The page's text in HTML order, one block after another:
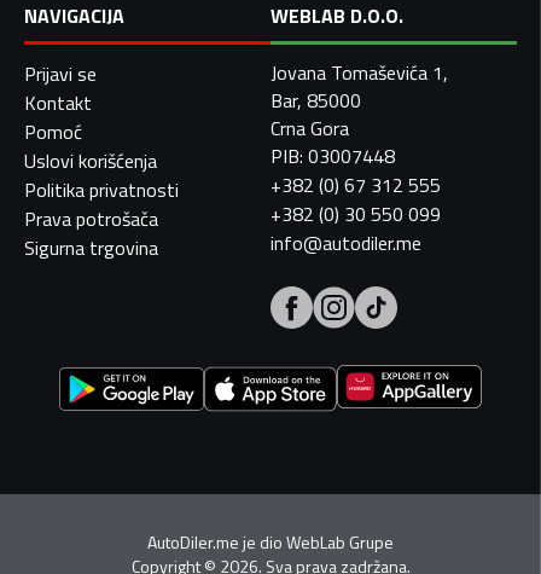
NAVIGACIJA
Prijavi se
Kontakt
Pomoć
Uslovi korišćenja
Politika privatnosti
Prava potrošača
Sigurna trgovina
WEBLAB D.O.O.
Jovana Tomaševića 1,
Bar, 85000
Crna Gora
PIB: 03007448
+382 (0) 67 312 555
+382 (0) 30 550 099
info@autodiler.me
AutoDiler.me je dioWebLab Grupe
Copyright© 2026. Sva prava zadržana.